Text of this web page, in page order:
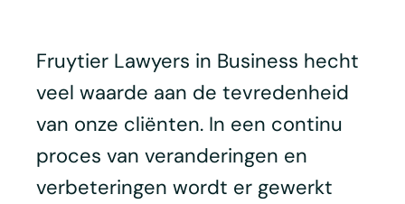
Fruytier Lawyers in Business hecht
veel waarde aan de tevredenheid
van onze cliënten. In een continu
proces van veranderingen en
verbeteringen wordt er gewerkt